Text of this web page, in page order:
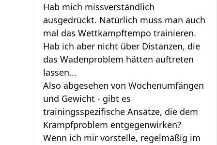
Hab mich missverständlich
ausgedrückt. Natürlich muss man auch
mal das Wettkampftempo trainieren.
Hab ich aber nicht über Distanzen, die
das Wadenproblem hätten auftreten
lassen...
Also abgesehen von Wochenumfängen
und Gewicht - gibt es
trainingsspezifische Ansätze, die dem
Krampfproblem entgegenwirken?
Wenn ich mir vorstelle, regelmäßig im